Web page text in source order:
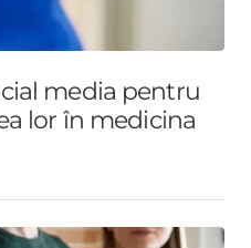
media pentru
lor în medicina